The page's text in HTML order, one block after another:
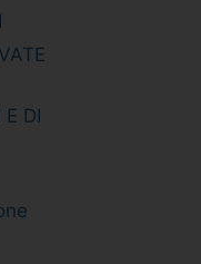
E DI